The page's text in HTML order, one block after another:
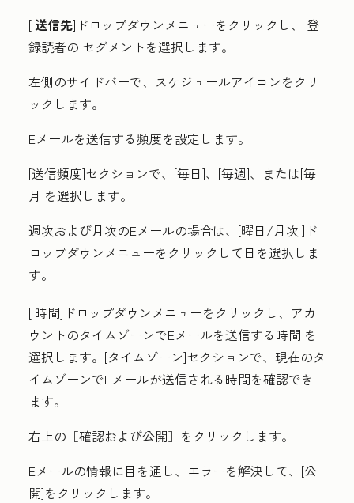
[送信先] ドロップダウンメニューをクリックし、
登
録読者の セグメントを選択します。
左側のサイドバーで、スケジュールアイコンをクリ
ックします。
Eメールを送信する頻度を設定します。
[送信頻度]セクションで、[毎日]、[毎週]、または[毎
月]を選択します。
週次および月次のEメールの場合は、[曜日/月次 ]ド
ロップダウンメニューをクリックして日を選択しま
す。
[ 時間]ドロップダウンメニューをクリックし、アカ
ウントのタイムゾーンでEメールを送信する時間 を
選択します。[タイムゾーン]セクションで、現在のタ
イムゾーンでEメールが送信される時間を確認でき
ます。
右上の ［確認および公開］ をクリックします。
Eメールの情報に目を通し、エラーを解決して、[公
開]をクリックします。